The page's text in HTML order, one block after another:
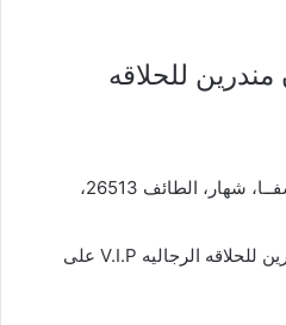
للحلاقه
6CW6+C84، طريق الشفــا، شهار، الطائف 26513،
لمعرفة موقع صالون مندرين للحلاقه الرجاليه V.I.P على